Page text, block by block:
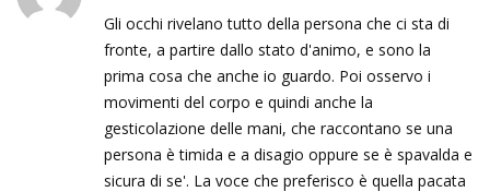
Gli occhi rivelano tutto della persona che ci sta di
fronte, a partire dallo stato d'animo, e sono la
prima cosa che anche io guardo. Poi osservo i
movimenti del corpo e quindi anche la
gesticolazione delle mani, che raccontano se una
persona è timida e a disagio oppure se è spavalda e
sicura di se'. La voce che preferisco è quella pacata